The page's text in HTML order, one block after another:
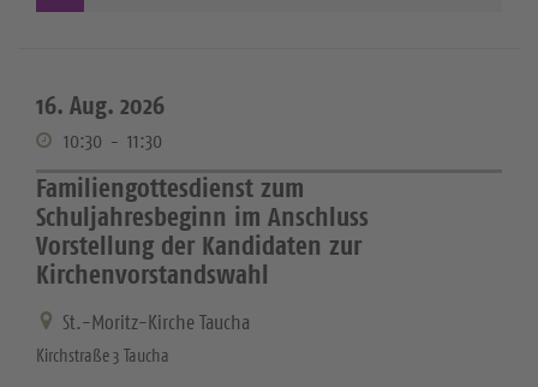
16. Aug. 2026
10:30 - 11:30
Familiengottesdienst zum
Schuljahresbeginn im Anschluss
Vorstellung der Kandidaten zur
Kirchenvorstandswahl
St.-Moritz-Kirche Taucha
Kirchstraße 3 Taucha